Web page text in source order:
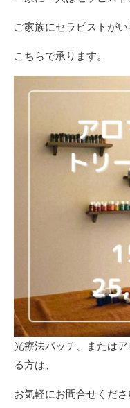
ご家族にセラピストがい
こちらで承ります。
光療法パッチ、または
る方は、
お気軽にお問合せくださ